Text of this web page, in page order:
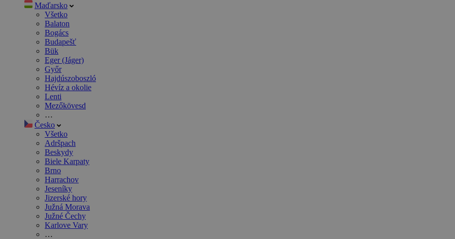
Maďarsko
Všetko
Balaton
Bogács
Budapešť
Bük
Eger (Jáger)
Győr
Hajdúszoboszló
Hévíz a okolie
Lenti
Mezőkövesd
…
Česko
Všetko
Adršpach
Beskydy
Biele Karpaty
Brno
Harrachov
Jeseníky
Jizerské hory
Južná Morava
Južné Čechy
Karlove Vary
…